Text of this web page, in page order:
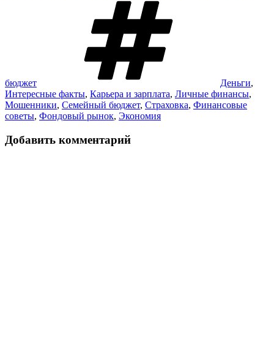
бюджет Деньги,
Интересные факты, Карьера и зарплата, Личные финансы,
Мошенники, Семейный бюджет, Страховка, Финансовые
советы, Фондовый рынок, Экономия
Добавить комментарий